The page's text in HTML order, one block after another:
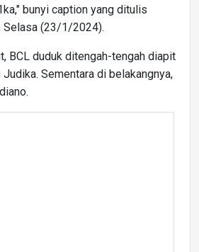
bunyi caption yang ditulis
Selasa (23/1/2024).
BCL duduk ditengah-tengah diapit
Sementara di belakangnya,